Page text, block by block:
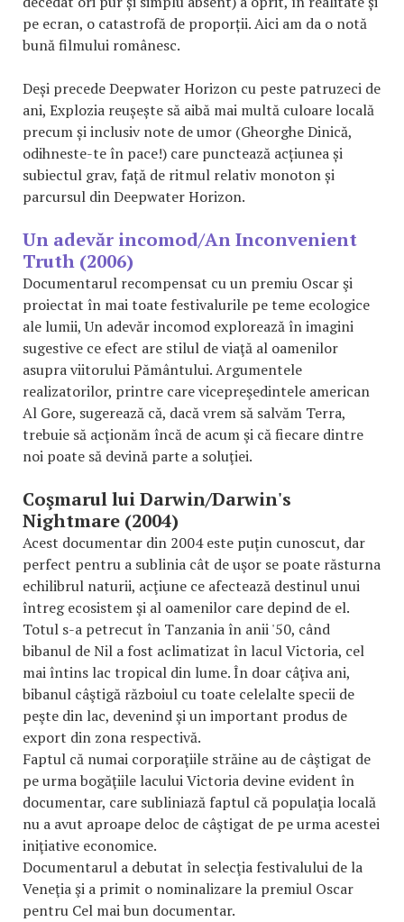
pe ecran, o catastrofă de proporții. Aici am da o notă
bună filmului românesc.
Deși precede Deepwater Horizon cu peste patruzeci de
ani, Explozia reușește să aibă mai multă culoare locală
precum și inclusiv note de umor (Gheorghe Dinică,
odihneste-te în pace!) care punctează acțiunea și
subiectul grav, față de ritmul relativ monoton și
parcursul din Deepwater Horizon.
Un adevăr incomod/An Inconvenient
Truth (2006)
Documentarul recompensat cu un premiu Oscar şi
proiectat în mai toate festivalurile pe teme ecologice
ale lumii, Un adevăr incomod explorează în imagini
sugestive ce efect are stilul de viaţă al oamenilor
asupra viitorului Pământului. Argumentele
realizatorilor, printre care vicepreşedintele american
Al Gore, sugerează că, dacă vrem să salvăm Terra,
trebuie să acţionăm încă de acum şi că fiecare dintre
noi poate să devină parte a soluţiei.
Coşmarul lui Darwin/Darwin's
Nightmare (2004)
Acest documentar din 2004 este puţin cunoscut, dar
perfect pentru a sublinia cât de uşor se poate răsturna
echilibrul naturii, acţiune ce afectează destinul unui
întreg ecosistem şi al oamenilor care depind de el.
Totul s-a petrecut în Tanzania în anii '50, când
bibanul de Nil a fost aclimatizat în lacul Victoria, cel
mai întins lac tropical din lume. În doar câţiva ani,
bibanul câştigă războiul cu toate celelalte specii de
peşte din lac, devenind şi un important produs de
export din zona respectivă.
Faptul că numai corporaţiile străine au de câştigat de
pe urma bogăţiile lacului Victoria devine evident în
documentar, care subliniază faptul că populaţia locală
nu a avut aproape deloc de câştigat de pe urma acestei
iniţiative economice.
Documentarul a debutat în selecţia festivalului de la
Veneţia şi a primit o nominalizare la premiul Oscar
pentru Cel mai bun documentar.